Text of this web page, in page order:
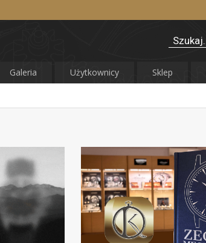
Galeria Użytkownicy Sklep